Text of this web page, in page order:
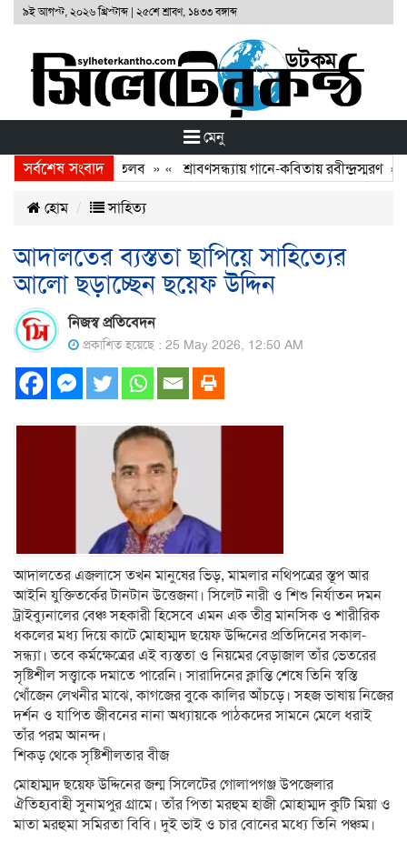
৯ই আগস্ট, ২০২৬ খ্রিস্টাব্দ| ২৫শে শ্রাবণ, ১৪৩৩ বঙ্গাব্দ
মেনু
সর্বশেষ সংবাদ
চালক-মালিককে তলব» «শ্রাবণসন্ধ্যায় গানে-কবিতায় রবীন্দ্রস্মরণ» «
হোম সাহিত্য
আদালতের ব্যস্ততা ছাপিয়ে সাহিত্যের
আলো ছড়াচ্ছেন ছয়েফ উদ্দিন
নিজস্ব প্রতিবেদন
প্রকাশিত হয়েছে : 25 May 2026, 12:50 AM
আদালতের এজলাসে তখন মানুষের ভিড়, মামলার নথিপত্রের স্তূপ আর
আইনি যুক্তিতর্কের টানটান উত্তেজনা। সিলেট নারী ও শিশু নির্যাতন দমন
ট্রাইব্যুনালের বেঞ্চ সহকারী হিসেবে এমন এক তীব্র মানসিক ও শারীরিক
ধকলের মধ্য দিয়ে কাটে মোহাম্মদ ছয়েফ উদ্দিনের প্রতিদিনের সকাল-
সন্ধ্যা। তবে কর্মক্ষেত্রের এই ব্যস্ততা ও নিয়মের বেড়াজাল তাঁর ভেতরের
সৃষ্টিশীল সত্ত্বাকে দমাতে পারেনি। সারাদিনের ক্লান্তি শেষে তিনি স্বস্তি
খোঁজেন লেখনীর মাঝে, কাগজের বুকে কালির আঁচড়ে। সহজ ভাষায় নিজের
দর্শন ও যাপিত জীবনের নানা অধ্যায়কে পাঠকদের সামনে মেলে ধরাই
তাঁর পরম আনন্দ।
শিকড় থেকে সৃষ্টিশীলতার বীজ
মোহাম্মদ ছয়েফ উদ্দিনের জন্ম সিলেটের গোলাপগঞ্জ উপজেলার
ঐতিহ্যবাহী সুনামপুর গ্রামে। তাঁর পিতা মরহুম হাজী মোহাম্মদ কুটি মিয়া ও
মাতা মরহুমা সমিরতা বিবি। দুই ভাই ও চার বোনের মধ্যে তিনি পঞ্চম।